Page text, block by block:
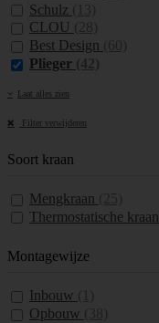
Schulz
CLOU
Best Design
Plieger
Laat alles zien
Filter verwijderen
Soort kraan
Mengkraan
Thermostatische kraan
Montagewijze
Inbouw
Opbouw